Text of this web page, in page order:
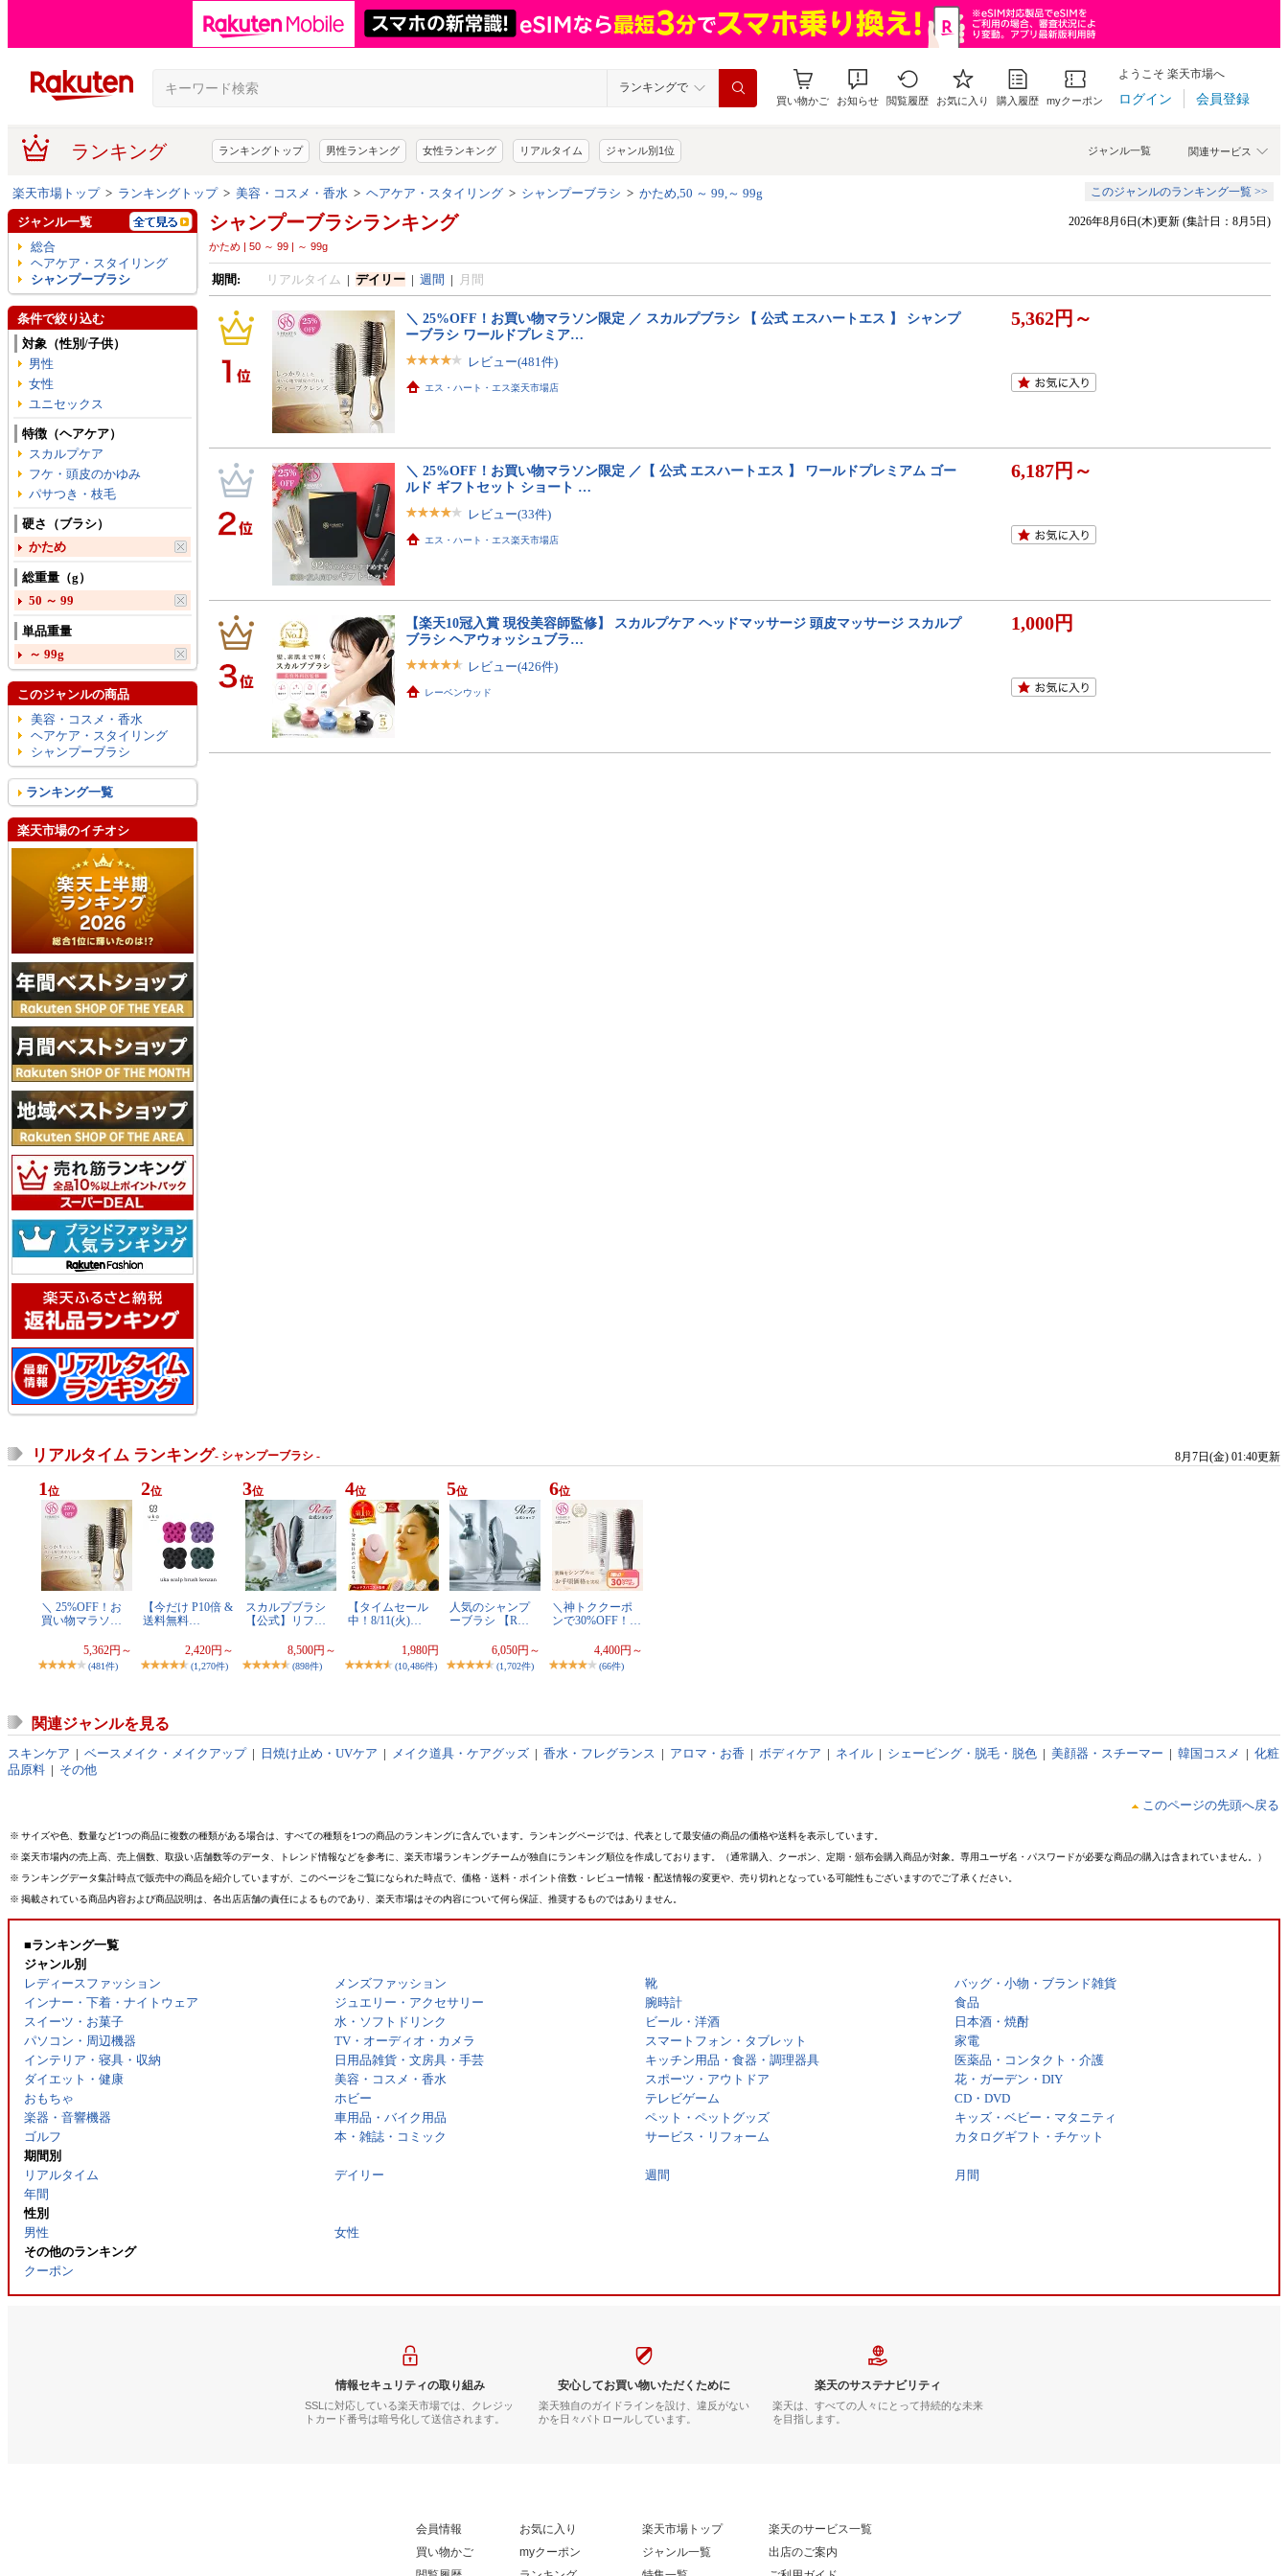
ランキングで
買い物かご お知らせ 閲覧履歴 お気に入り 購入履歴 myクーポン
ようこそ 楽天市場へ
ログイン 会員登録
ランキング 関連サービス
ジャンル一覧
ランキングトップ 男性ランキング 女性ランキング リアルタイム ジャンル別1位
楽天市場トップ> ランキングトップ> 美容・コスメ・香水 > ヘアケア・スタイリング > シャンプーブラシ > かため,50 ～ 99,～ 99g このジャンルのランキング一覧 >>
シャンプーブラシランキング
かため | 50 ～ 99 | ～ 99g
2026年8月6日(木)更新 (集計日：8月5日)
期間: リアルタイム | デイリー| 週間 | 月間
＼ 25%OFF！お買い物マラソン限定 ／ スカルプブラシ 【 公式 エスハートエス 】 シャンプ
ーブラシ ワールドプレミア…
レビュー(481件)
エス・ハート・エス楽天市場店
5,362円～
＼ 25%OFF！お買い物マラソン限定 ／【 公式 エスハートエス 】 ワールドプレミアム ゴー
ルド ギフトセット ショート …
レビュー(33件)
エス・ハート・エス楽天市場店
6,187円～
【楽天10冠入賞 現役美容師監修】 スカルプケア ヘッドマッサージ 頭皮マッサージ スカルプ
ブラシ ヘアウォッシュブラ…
レビュー(426件)
レーベンウッド
1,000円
ジャンル一覧
総合
ヘアケア・スタイリング
シャンプーブラシ
条件で絞り込む
対象（性別/子供）
男性
女性
ユニセックス
特徴（ヘアケア）
スカルプケア
フケ・頭皮のかゆみ
パサつき・枝毛
硬さ（ブラシ）
かため
総重量（g）
50 ～ 99
単品重量
～ 99g
このジャンルの商品
美容・コスメ・香水
ヘアケア・スタイリング
シャンプーブラシ
ランキング一覧
楽天市場のイチオシ
リアルタイム ランキング- シャンプーブラシ - 8月7日(金) 01:40更新
1 位
＼ 25%OFF！お
買い物マラソ…
5,362円～
(481件)
2位
【今だけ P10倍 &
送料無料…
2,420円～
(1,270件)
3位
スカルプブラシ
【公式】リフ…
8,500円～
(898件)
4位
【タイムセール
中！8/11(火)…
1,980円
(10,486件)
5位
人気のシャンプ
ーブラシ 【R…
6,050円～
(1,702件)
6位
＼神トククーポ
ンで30%OFF！…
4,400円～
(66件)
関連ジャンルを見る
スキンケア | ベースメイク・メイクアップ| 日焼け止め・UVケア | メイク道具・ケアグッズ | 香水・フレグランス | アロマ・お香 | ボディケア | ネイル | シェービング・脱毛・脱色 | 美顔器・スチーマー | 韓国コスメ | 化粧
品原料 | その他
このページの先頭へ戻る
※ サイズや色、数量など1つの商品に複数の種類がある場合は、すべての種類を1つの商品のランキングに含んでいます。ランキングページでは、代表として最安値の商品の価格や送料を表示しています。
※ 楽天市場内の売上高、売上個数、取扱い店舗数等のデータ、トレンド情報などを参考に、楽天市場ランキングチームが独自にランキング順位を作成しております。（通常購入、クーポン、定期・頒布会購入商品が対象。専用ユーザ名・パスワードが必要な商品の購入は含まれていません。）
※ ランキングデータ集計時点で販売中の商品を紹介していますが、このページをご覧になられた時点で、価格・送料・ポイント倍数・レビュー情報・配送情報の変更や、売り切れとなっている可能性もございますのでご了承ください。
※ 掲載されている商品内容および商品説明は、各出店店舗の責任によるものであり、楽天市場はその内容について何ら保証、推奨するものではありません。
■ランキング一覧
ジャンル別
レディースファッション
メンズファッション 靴
バッグ・小物・ブランド雑貨
インナー・下着・ナイトウェア
ジュエリー・アクセサリー 腕時計
食品
スイーツ・お菓子
水・ソフトドリンク ビール・洋酒
日本酒・焼酎
パソコン・周辺機器
TV・オーディオ・カメラ スマートフォン・タブレット
家電
インテリア・寝具・収納
日用品雑貨・文房具・手芸 キッチン用品・食器・調理器具
医薬品・コンタクト・介護
ダイエット・健康
美容・コスメ・香水 スポーツ・アウトドア
花・ガーデン・DIY
おもちゃ
ホビー テレビゲーム
CD・DVD
楽器・音響機器
車用品・バイク用品 ペット・ペットグッズ
キッズ・ベビー・マタニティ
ゴルフ
本・雑誌・コミック サービス・リフォーム
カタログギフト・チケット
期間別
リアルタイム
デイリー 週間
月間
年間
性別
男性
女性
その他のランキング
クーポン
情報セキュリティの取り組み
SSLに対応している楽天市場では、クレジッ
トカード番号は暗号化して送信されます。
安心してお買い物いただくために
楽天独自のガイドラインを設け、違反がない
かを日々パトロールしています。
楽天のサステナビリティ
楽天は、すべての人々にとって持続的な未来
を目指します。
会員情報
買い物かご
お気に入り
myクーポン
楽天市場トップ
ジャンル一覧
楽天のサービス一覧
出店のご案内